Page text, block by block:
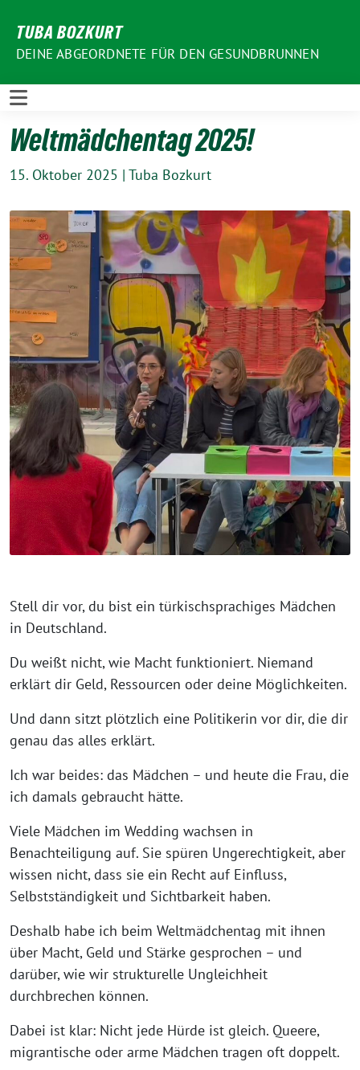
zum
Inhalt
TUBA BOZKURT
DEINE ABGEORDNETE FÜR DEN GESUNDBRUNNEN
Weltmädchentag 2025!
15. Oktober 2025 | Tuba Bozkurt
⁨Stell dir vor, du bist ein türkischsprachiges Mädchen
in Deutschland.
Du weißt nicht, wie Macht funktioniert. Niemand
erklärt dir Geld, Ressourcen oder deine Möglichkeiten.
Und dann sitzt plötzlich eine Politikerin vor dir, die dir
genau das alles erklärt.
Ich war beides: das Mädchen – und heute die Frau, die
ich damals gebraucht hätte.
Viele Mädchen im Wedding wachsen in
Benachteiligung auf. Sie spüren Ungerechtigkeit, aber
wissen nicht, dass sie ein Recht auf Einfluss,
Selbstständigkeit und Sichtbarkeit haben.
Deshalb habe ich beim Weltmädchentag mit ihnen
über Macht, Geld und Stärke gesprochen – und
darüber, wie wir strukturelle Ungleichheit
durchbrechen können.
Dabei ist klar: Nicht jede Hürde ist gleich. Queere,
migrantische oder arme Mädchen tragen oft doppelt.